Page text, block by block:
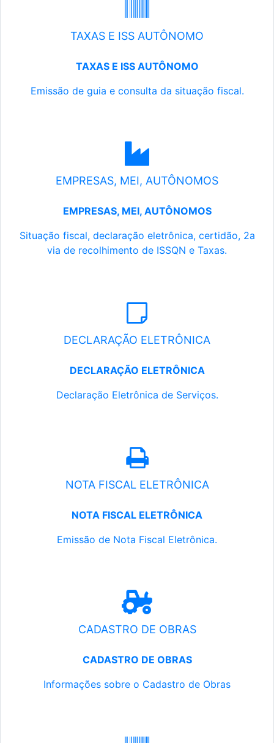
TAXAS E ISS AUTÔNOMO
TAXAS E ISS AUTÔNOMO
Emissão de guia e consulta da situação fiscal.
EMPRESAS, MEI, AUTÔNOMOS
EMPRESAS, MEI, AUTÔNOMOS
Situação fiscal, declaração eletrônica, certidão, 2a
via de recolhimento de ISSQN e Taxas.
DECLARAÇÃO ELETRÔNICA
DECLARAÇÃO ELETRÔNICA
Declaração Eletrônica de Serviços.
NOTA FISCAL ELETRÔNICA
NOTA FISCAL ELETRÔNICA
Emissão de Nota Fiscal Eletrônica.
CADASTRO DE OBRAS
CADASTRO DE OBRAS
Informações sobre o Cadastro de Obras